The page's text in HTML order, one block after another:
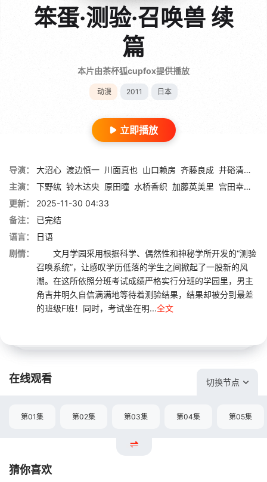
笨蛋·测验·召唤兽 续
篇
本片由茶杯狐cupfox提供播放
动漫 2011 日本
立即播放
导演： 大沼心 渡边慎一 川面真也 山口赖房 齐藤良成 井硲清高
主演：
下野纮 铃木达央 原田瞳 水桥香织 加藤英美里 宫田幸季
更新：
2025-11-30 04:33
备注：
已完结
语言：
日语
剧情：
文月学园采用根据科学、偶然性和神秘学所开发的“测验
召唤系统”，让感叹学历低落的学生之间掀起了一股新的风
潮。在这所依照分班考试成绩严格实行分班的学园里，男主
角吉井明久自信满满地等待着测验结果，结果却被分到最差
的班级F班！同时，考试坐在明...全文
在线观看 切换节点
第01集 第02集 第03集 第04集 第05集
猜你喜欢